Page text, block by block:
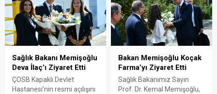
Sağlık Bakanı Memişoğlu
Deva İlaç’ı Ziyaret Etti
ÇOSB Kapaklı Devlet
Hastanesi’nin resmi açılışını
Bakan Memişoğlu Koçak
Farma’yı Ziyaret Etti
Sağlık Bakanımız Sayın
Prof. Dr. Kemal Memişoğlu,